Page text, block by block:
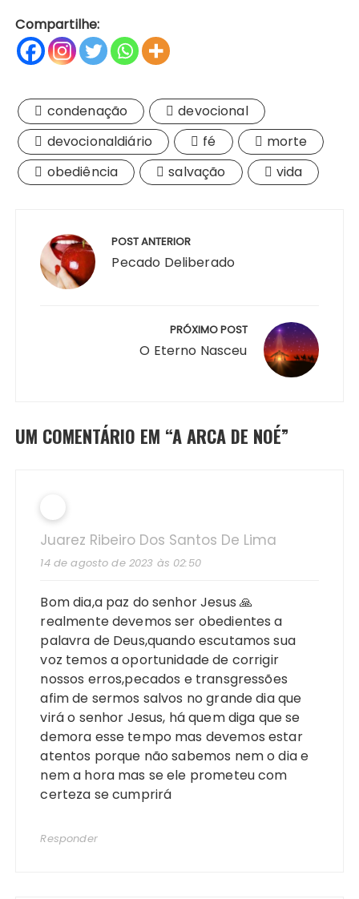
Compartilhe:
condenação
devocional
devocionaldiário
fé
morte
obediência
salvação vida
Post
POST ANTERIOR
Pecado Deliberado
PRÓXIMO POST
O Eterno Nasceu
UM COMENTÁRIO EM “A ARCA DE NOÉ”
Juarez Ribeiro Dos Santos De Lima
14 de agosto de 2023 às 02:50
Bom dia,a paz do senhor Jesus 🙏
realmente devemos ser obedientes a
palavra de Deus,quando escutamos sua
voz temos a oportunidade de corrigir
nossos erros,pecados e transgressões
afim de sermos salvos no grande dia que
virá o senhor Jesus, há quem diga que se
demora esse tempo mas devemos estar
atentos porque não sabemos nem o dia e
nem a hora mas se ele prometeu com
certeza se cumprirá
Responder